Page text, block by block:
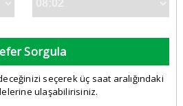
Sorgula
seçerek üç saat aralığındaki
ulaşabilirisiniz.